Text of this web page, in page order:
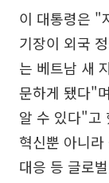
이 대통령은 "
기장이 외국
는 베트남 새
문하게 됐다"
알 수 있다"고
혁신뿐 아니
대응 등 글로